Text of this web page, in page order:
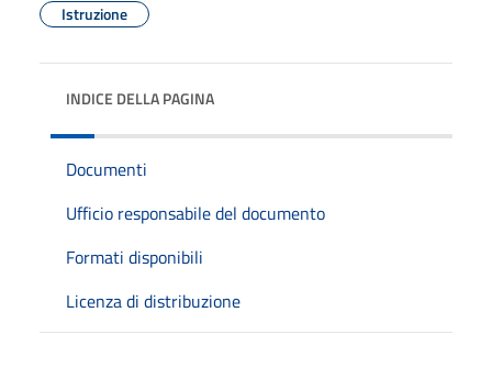
Istruzione
INDICE DELLA PAGINA
Documenti
Ufficio responsabile del documento
Formati disponibili
Licenza di distribuzione